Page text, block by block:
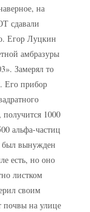
на
сдавали
Егор Луцкин
амбразуры
Замерял то
Его прибор
1000
альфа-частиц
был вынужден
есть, но оно
листком
своим
почвы на улице